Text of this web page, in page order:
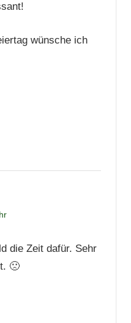
wünsche ich
die Zeit dafür. Sehr
🙁